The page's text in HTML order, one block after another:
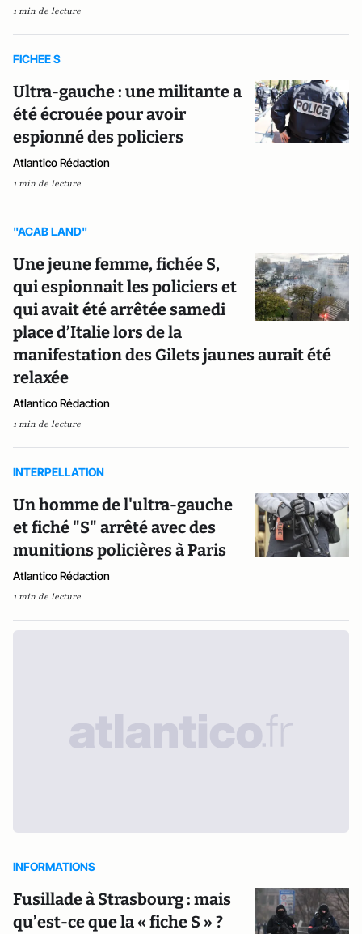
1 min de lecture
FICHEE S
Ultra-gauche : une militante a
été écrouée pour avoir
espionné des policiers
Atlantico Rédaction
1 min de lecture
"ACAB LAND"
Une jeune femme, fichée S,
qui espionnait les policiers et
qui avait été arrêtée samedi
place d’Italie lors de la
manifestation des Gilets jaunes aurait été
relaxée
Atlantico Rédaction
1 min de lecture
INTERPELLATION
Un homme de l'ultra-gauche
et fiché "S" arrêté avec des
munitions policières à Paris
Atlantico Rédaction
1 min de lecture
INFORMATIONS
Fusillade à Strasbourg : mais
qu’est-ce que la « fiche S » ?